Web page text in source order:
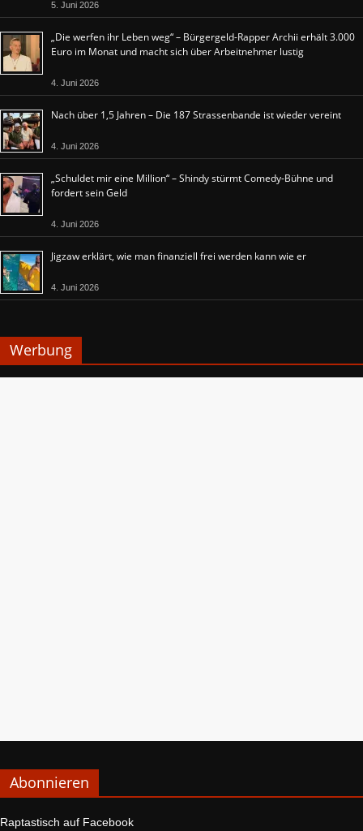
5. Juni 2026
„Die werfen ihr Leben weg“ – Bürgergeld-Rapper Archii erhält 3.000
Euro im Monat und macht sich über Arbeitnehmer lustig
4. Juni 2026
Nach über 1,5 Jahren – Die 187 Strassenbande ist wieder vereint
4. Juni 2026
„Schuldet mir eine Million“ – Shindy stürmt Comedy-Bühne und
fordert sein Geld
4. Juni 2026
Jigzaw erklärt, wie man finanziell frei werden kann wie er
4. Juni 2026
Werbung
Abonnieren
Raptastisch auf Facebook